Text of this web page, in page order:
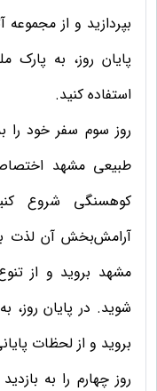
بپردازید و از
پایان روز، به
استفاده کنید.
روز سوم سفر خود را
طبیعی مشهد
کوهسنگی شروع
آرامش‌بخش آن لذت
مشهد بروید و از
شوید. در پایان
بروید و از لحظات
روز چهارم را به